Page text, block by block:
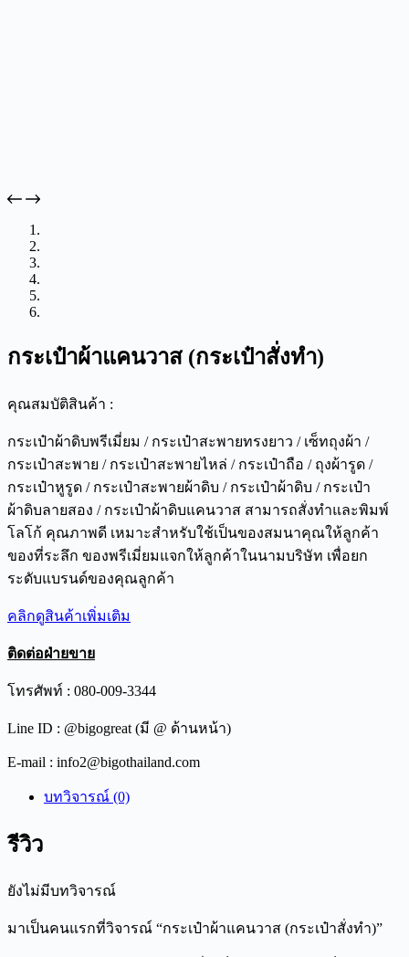
กระเป๋าผ้าแคนวาส (กระเป๋าสั่งทำ)
คุณสมบัติสินค้า :
กระเป๋าผ้าดิบพรีเมี่ยม / กระเป๋าสะพายทรงยาว / เซ็ทถุงผ้า /
กระเป๋าสะพาย / กระเป๋าสะพายไหล่ / กระเป๋าถือ / ถุงผ้ารูด /
กระเป๋าหูรูด / กระเป๋าสะพายผ้าดิบ / กระเป๋าผ้าดิบ / กระเป๋า
ผ้าดิบลายสอง / กระเป๋าผ้าดิบแคนวาส สามารถสั่งทำและพิมพ์
โลโก้ คุณภาพดี เหมาะสำหรับใช้เป็นของสมนาคุณให้ลูกค้า
ของที่ระลึก ของพรีเมี่ยมแจกให้ลูกค้าในนามบริษัท เพื่อยก
ระดับแบรนด์ของคุณลูกค้า
คลิกดูสินค้าเพิ่มเติม
ติดต่อฝ่ายขาย
โทรศัพท์ : 080-009-3344
Line ID : @bigogreat (มี @ ด้านหน้า)
E-mail : info2@bigothailand.com
บทวิจารณ์ (0)
รีวิว
ยังไม่มีบทวิจารณ์
มาเป็นคนแรกที่วิจารณ์ “กระเป๋าผ้าแคนวาส (กระเป๋าสั่งทำ)”